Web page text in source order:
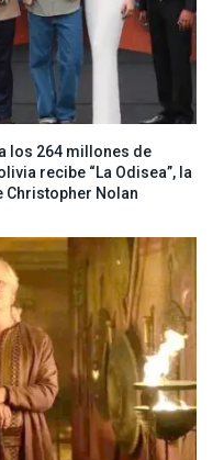
los 264 millones de
recibe “La Odisea”, la
Nolan